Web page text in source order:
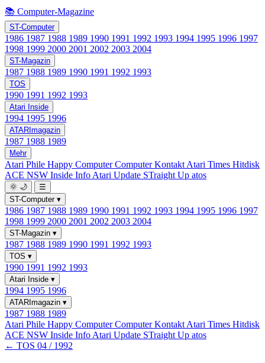
📚 Computer-Magazine
ST-Computer
1986 1987 1988 1989 1990 1991 1992 1993 1994 1995 1996 1997
1998 1999 2000 2001 2002 2003 2004
ST-Magazin
1987 1988 1989 1990 1991 1992 1993
TOS
1990 1991 1992 1993
Atari Inside
1994 1995 1996
ATARImagazin
1987 1988 1989
Mehr
Atari Phile Happy ComputerComputer Kontakt Atari Times Hitdisk
ACE NSW Inside Info Atari Update STraight Up atos
🌞 🌙
☰
ST-Computer ▾
1986 1987 1988 1989 1990 1991 1992 1993 1994 1995 1996 1997
1998 1999 2000 2001 2002 2003 2004
ST-Magazin ▾
1987 1988 1989 1990 1991 1992 1993
TOS ▾
1990 1991 1992 1993
Atari Inside ▾
1994 1995 1996
ATARImagazin ▾
1987 1988 1989
Atari Phile Happy ComputerComputer Kontakt Atari Times Hitdisk
ACE NSW Inside Info Atari Update STraight Up atos
← TOS 04 / 1992